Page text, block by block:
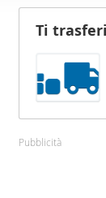
Ti
Pubblicità